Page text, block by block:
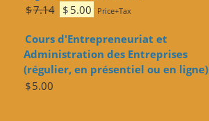
$7.14
Le
initial
était :
$7.14.
$ 5.00 Le
actuel
est :
$5.00.
Price+Tax
Cours d'Entrepreneuriat et
Administration des Entreprises
(régulier, en présentiel ou en ligne)
$5.00